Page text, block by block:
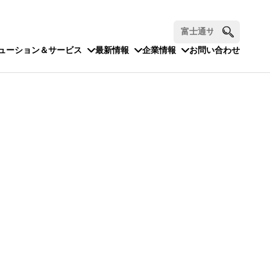
ーション＆サービス 最新情報 企業情報 お問い合わせ